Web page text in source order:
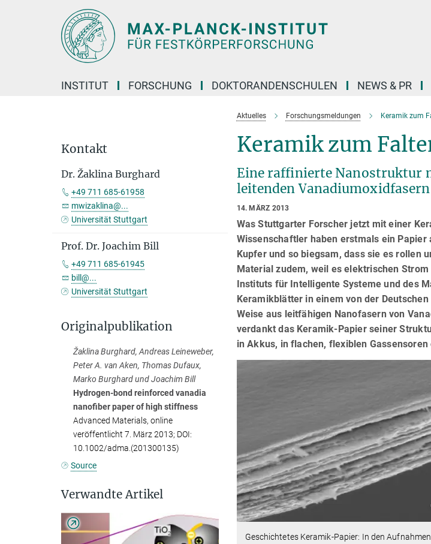
INSTITUT FORSCHUNG DOKTORANDENSCHULEN NEWS & PR
Aktuelles Forschungsmeldungen Keramik zum
Keramik zum
Eine raffinierte Nanostruktur
leitenden
14. MÄRZ 2013
Was Stuttgarter Forscher jetzt mit einer
Wissenschaftler haben erstmals ein
Kupfer und so biegsam, dass sie es rollen
Material zudem, weil es elektrischen
Instituts für Intelligente Systeme und des
Keramikblätter in einem von der
Weise aus leitfähigen Nanofasern von
verdankt das Keramik-Papier seiner
in Akkus, in flachen, flexiblen
Geschichtetes Keramik-Papier: In den
Kontakt
Dr. Žaklina Burghard
+49 711 685-61958
mwizaklina@...
Universität Stuttgart
Prof. Dr. Joachim Bill
+49 711 685-61945
bill@...
Universität Stuttgart
Originalpublikation
Žaklina Burghard, Andreas Leineweber,
Peter A. van Aken, Thomas Dufaux,
Marko Burghard und Joachim Bill
Hydrogen-bond reinforced vanadia
nanofiber paper of high stiffness
Advanced Materials, online
veröffentlicht 7. März 2013; DOI:
10.1002/adma.(201300135)
Source
Verwandte Artikel